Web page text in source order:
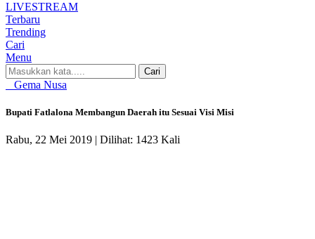
LIVESTREAM
Terbaru
Trending
Cari
Menu
Cari
Gema Nusa
Bupati Fatlalona Membangun Daerah itu Sesuai Visi Misi
Rabu, 22 Mei 2019 | Dilihat: 1423 Kali